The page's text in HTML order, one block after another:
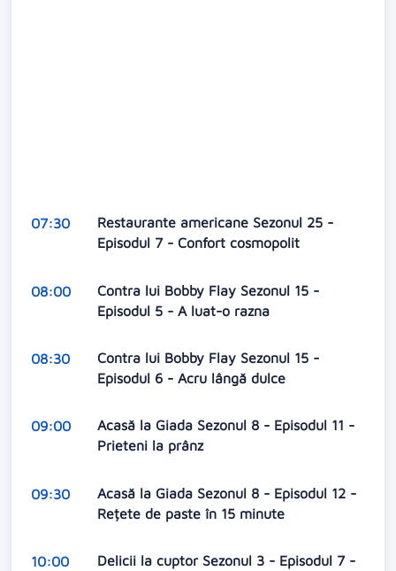
07:30
Restaurante americane Sezonul 25 -
Episodul 7 - Confort cosmopolit
08:00
Contra lui Bobby Flay Sezonul 15 -
Episodul 5 - A luat-o razna
08:30
Contra lui Bobby Flay Sezonul 15 -
Episodul 6 - Acru lângă dulce
09:00
Acasă la Giada Sezonul 8 - Episodul 11 -
Prieteni la prânz
09:30
Acasă la Giada Sezonul 8 - Episodul 12 -
Rețete de paste în 15 minute
10:00
Delicii la cuptor Sezonul 3 - Episodul 7 -